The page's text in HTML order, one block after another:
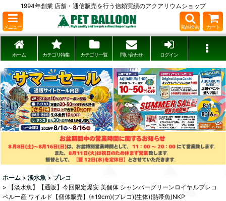
1994年創業 店舗・通信販売を行う信頼実績のアクアリウムショップ
メニュー 商品検索 カート
ホーム カテゴリ特集 カテゴリ一覧 問い合わせ ログイン
ホーム > 淡水魚 > プレコ
>
【淡水魚】【通販】今回限定爆安 美個体 シャンパーグリーンロイヤルプレコ
ペルー産 ワイルド【個体販売】(±19cm)(プレコ)(生体)(熱帯魚)NKP